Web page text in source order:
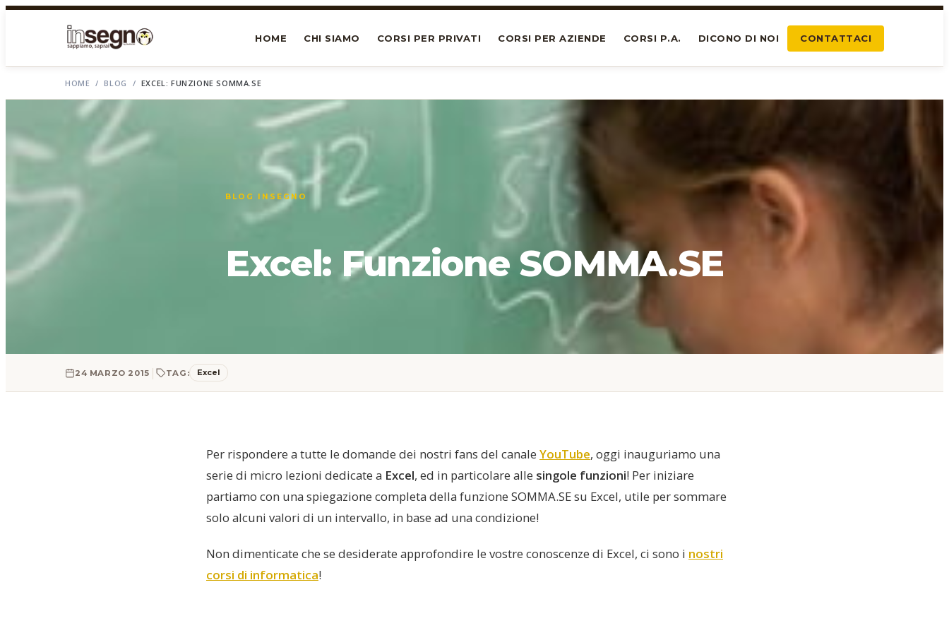
HOME CHI SIAMO CORSI PER PRIVATI CORSI PER AZIENDE CORSI P.A. DICONO DI NOI CONTATTACI
HOME / BLOG / EXCEL: FUNZIONE SOMMA.SE
BLOG INSEGNO
Excel: Funzione SOMMA.SE
24 MARZO 2015 | TAG: Excel
Per rispondere a tutte le domande dei nostri fans del canale YouTube, oggi inauguriamo una
serie di micro lezioni dedicate a Excel, ed in particolare alle singole funzioni! Per iniziare
partiamo con una spiegazione completa della funzione SOMMA.SE su Excel, utile per sommare
solo alcuni valori di un intervallo, in base ad una condizione!
Non dimenticate che se desiderate approfondire le vostre conoscenze di Excel, ci sono i nostri
corsi di informatica!